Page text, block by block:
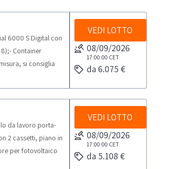
6000 S Digital con
Container
si consiglia
delle
VEDI LOTTO
08/09/2026
17:00:00 CET
da 6.075 €
da lavoro porta-
2 cassetti, piano in
per fotovoltaico
non a misura, si
VEDI LOTTO
08/09/2026
17:00:00 CET
da 5.108 €